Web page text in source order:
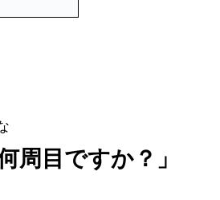
周目ですか？」